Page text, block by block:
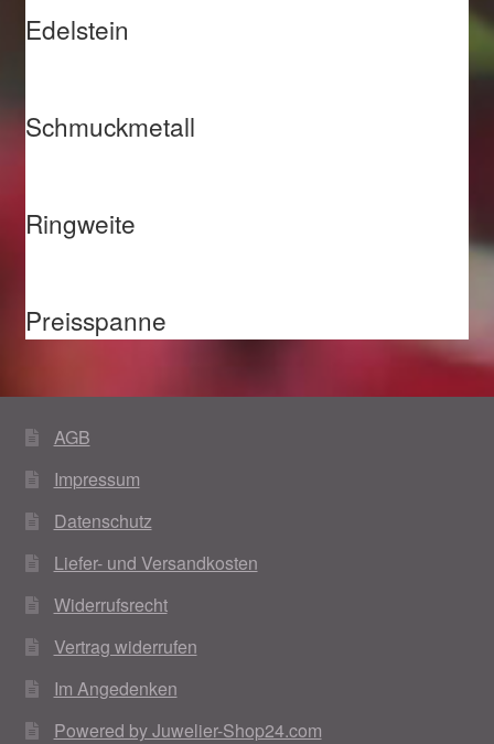
Edelstein
Schmuckmetall
Ringweite
Preisspanne
AGB
Impressum
Datenschutz
Liefer- und Versandkosten
Widerrufsrecht
Vertrag widerrufen
Im Angedenken
Powered by Juwelier-Shop24.com